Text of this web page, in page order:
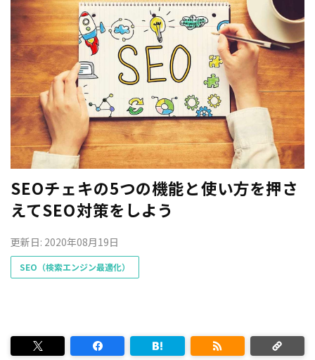
SEOチェキの5つの機能と使い方を押さ
えてSEO対策をしよう
更新日: 2020年08月19日
SEO（検索エンジン最適化）